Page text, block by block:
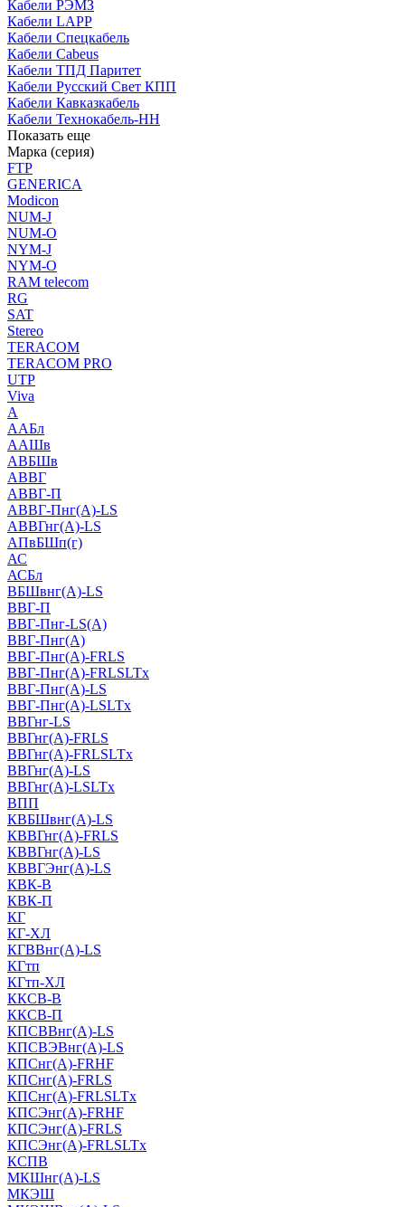
Кабели РЭМЗ
Кабели LAPP
Кабели Спецкабель
Кабели Cabeus
Кабели ТПД Паритет
Кабели Русский Свет КПП
Кабели Кавказкабель
Кабели Технокабель-НН
Показать еще
Марка (серия)
FTP
GENERICA
Modicon
NUM-J
NUM-O
NYM-J
NYM-O
RAM telecom
RG
SAT
Stereo
TERACOM
TERACOM PRO
UTP
Viva
А
ААБл
ААШв
АВБШв
АВВГ
АВВГ-П
АВВГ-Пнг(А)-LS
АВВГнг(А)-LS
АПвБШп(г)
АС
АСБл
ВБШвнг(А)-LS
ВВГ-П
ВВГ-Пнг-LS(А)
ВВГ-Пнг(А)
ВВГ-Пнг(А)-FRLS
ВВГ-Пнг(А)-FRLSLTx
ВВГ-Пнг(А)-LS
ВВГ-Пнг(А)-LSLTx
ВВГнг-LS
ВВГнг(А)-FRLS
ВВГнг(А)-FRLSLTx
ВВГнг(А)-LS
ВВГнг(А)-LSLTx
ВПП
КВБШвнг(А)-LS
КВВГнг(А)-FRLS
КВВГнг(А)-LS
КВВГЭнг(А)-LS
КВК-В
КВК-П
КГ
КГ-ХЛ
КГВВнг(А)-LS
КГтп
КГтп-ХЛ
ККСВ-В
ККСВ-П
КПСВВнг(А)-LS
КПСВЭВнг(А)-LS
КПСнг(А)-FRHF
КПСнг(А)-FRLS
КПСнг(А)-FRLSLTx
КПСЭнг(А)-FRHF
КПСЭнг(А)-FRLS
КПСЭнг(А)-FRLSLTx
КСПВ
МКШнг(А)-LS
МКЭШ